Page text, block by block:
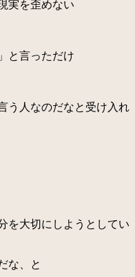
実を歪めない
と言っただけ
う人なのだなと受け入れ
を大切にしようとしてい
な、と